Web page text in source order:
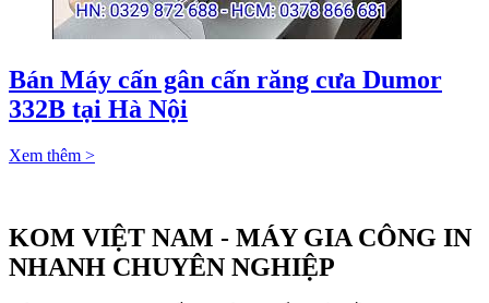
Bán Máy cấn gân cấn răng cưa Dumor
332B tại Hà Nội
Xem thêm >
KOM VIỆT NAM - MÁY GIA CÔNG IN
NHANH CHUYÊN NGHIỆP